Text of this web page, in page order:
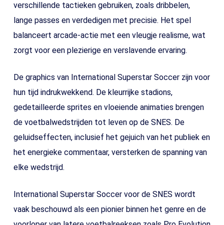
verschillende tactieken gebruiken, zoals dribbelen,
lange passes en verdedigen met precisie. Het spel
balanceert arcade-actie met een vleugje realisme, wat
zorgt voor een plezierige en verslavende ervaring.
De graphics van International Superstar Soccer zijn voor
hun tijd indrukwekkend. De kleurrijke stadions,
gedetailleerde sprites en vloeiende animaties brengen
de voetbalwedstrijden tot leven op de SNES. De
geluidseffecten, inclusief het gejuich van het publiek en
het energieke commentaar, versterken de spanning van
elke wedstrijd.
International Superstar Soccer voor de SNES wordt
vaak beschouwd als een pionier binnen het genre en de